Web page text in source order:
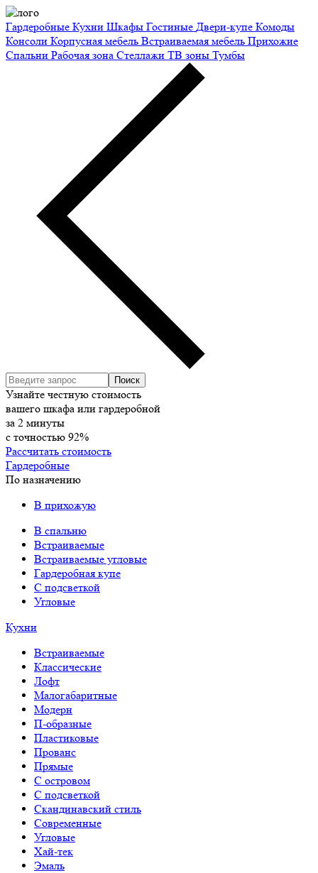
Гардеробные Кухни Шкафы Гостиные Двери-купе Комоды
Консоли Корпусная мебель Встраиваемая мебель Прихожие
Спальни Рабочая зона Стеллажи ТВ зоны Тумбы
Узнайте честную стоимость
вашего шкафа или гардеробной
за 2 минуты
с точностью 92%
Рассчитать стоимость
Гардеробные
По назначению
В прихожую
В спальню
Встраиваемые
Встраиваемые угловые
Гардеробная купе
С подсветкой
Угловые
Кухни
Встраиваемые
Классические
Лофт
Малогабаритные
Модерн
П-образные
Пластиковые
Прованс
Прямые
С островом
С подсветкой
Скандинавский стиль
Современные
Угловые
Хай-тек
Эмаль